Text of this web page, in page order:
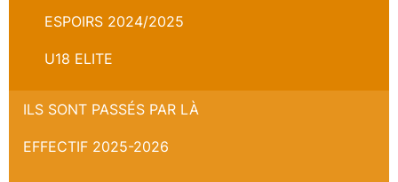
ESPOIRS 2024/2025
U18 ELITE
ILS SONT PASSÉS PAR LÀ
EFFECTIF 2025-2026